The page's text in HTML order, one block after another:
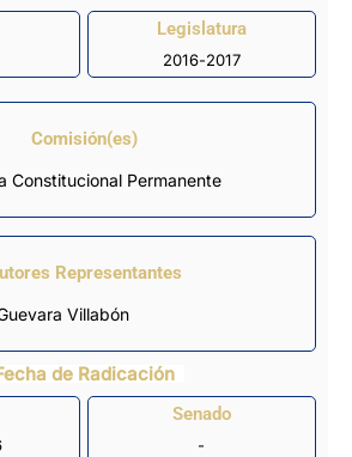
Legislatura
2016-2017
Comisión(es)
Constitucional Permanente
Representantes
Villabón
de Radicación
Senado
-